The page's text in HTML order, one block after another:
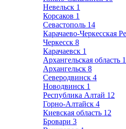
Невельск 1
Корсаков 1
Севастополь 14
Карачаево-Черкесская
Черкесск 8
Карачаевск 1
Архангельская область
Архангельск 8
Северодвинск 4
Новодвинск 1
Республика Алтай 12
Горно-Алтайск 4
Киевская область 12
Бровари 3